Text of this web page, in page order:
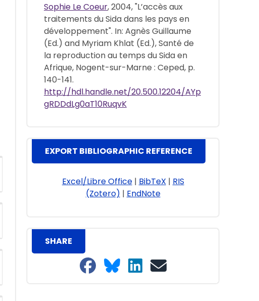
Sophie Le Coeur, 2004, "L’accès aux
traitements du Sida dans les pays en
développement". In: Agnès Guillaume
(Ed.) and Myriam Khlat (Ed.), Santé de
la reproduction au temps du Sida en
Afrique, Nogent-sur-Marne : Ceped, p.
140-141.
http://hdl.handle.net/20.500.12204/AYp
gRDDdLg0aT10RuqvK
EXPORT BIBLIOGRAPHIC REFERENCE
Excel/Libre Office| BibTeX | RIS
(Zotero) | EndNote
SHARE
Share on Facebook
Share on Bluesky
Share on LinkedIn
Share on email